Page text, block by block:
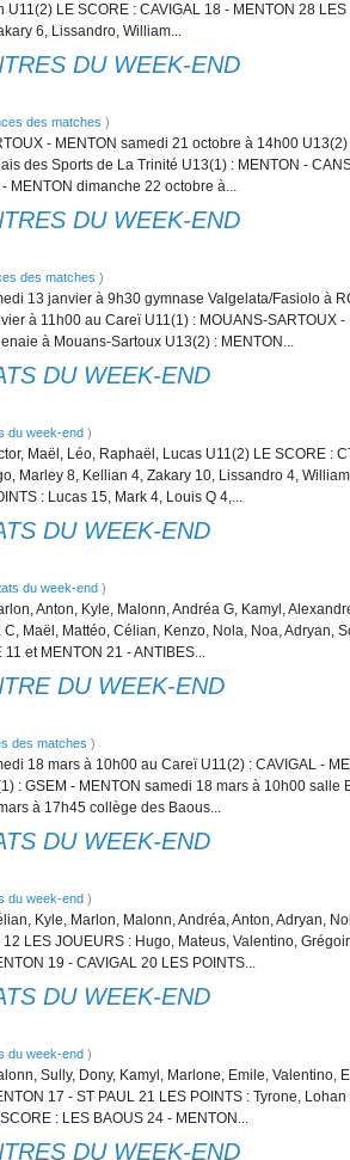
U11(2) LE SCORE : CAVIGAL 18 - MENTON 28
6, Lissandro, William...
DU WEEK-END
des matches )
- MENTON samedi 21 octobre à 14h00
des Sports de La Trinité U13(1) : MENTON -
MENTON dimanche 22 octobre à...
DU WEEK-END
des matches )
13 janvier à 9h30 gymnase Valgelata/Fasiolo à
à 11h00 au Careï U11(1) : MOUANS-SARTOUX
à Mouans-Sartoux U13(2) : MENTON...
DU WEEK-END
du week-end )
Maël, Léo, Raphaël, Lucas U11(2) LE SCORE :
Marley 8, Kellian 4, Zakary 10, Lissandro 4,
: Lucas 15, Mark 4, Louis Q 4,...
DU WEEK-END
du week-end )
Anton, Kyle, Malonn, Andréa G, Kamyl,
C, Maël, Mattéo, Célian, Kenzo, Nola, Noa, Adryan,
et MENTON 21 - ANTIBES...
DU WEEK-END
des matches )
18 mars à 10h00 au Careï U11(2) : CAVIGAL -
: GSEM - MENTON samedi 18 mars à 10h00 salle
à 17h45 collège des Baous...
DU WEEK-END
du week-end )
Kyle, Marlon, Malonn, Andréa, Anton, Adryan,
12 LES JOUEURS : Hugo, Mateus, Valentino,
19 - CAVIGAL 20 LES POINTS...
DU WEEK-END
du week-end )
Sully, Dony, Kamyl, Marlone, Emile, Valentino,
17 - ST PAUL 21 LES POINTS : Tyrone,
: LES BAOUS 24 - MENTON...
DU WEEK-END